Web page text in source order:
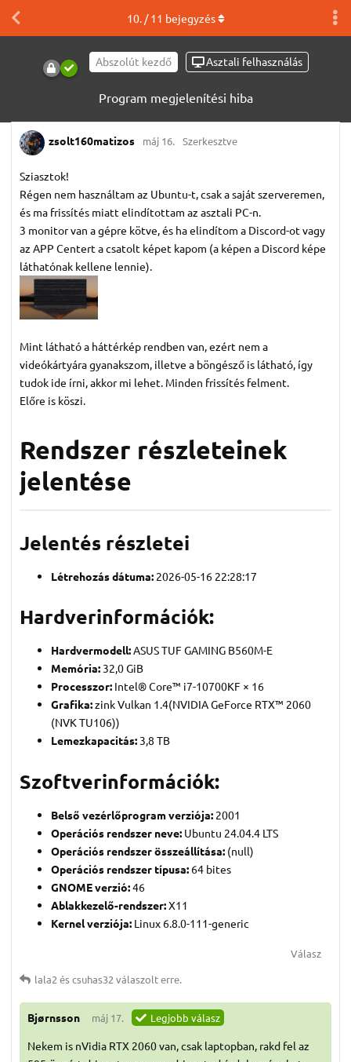
Abszolút kezdő Asztali felhasználás
Program megjelenítési hiba
10. /11 bejegyzés
zsolt160matizos máj 16. Szerkesztve
Sziasztok!
Régen nem használtam az Ubuntu-t, csak a saját szerveremen,
és ma frissítés miatt elindítottam az asztali PC-n.
3 monitor van a gépre kötve, és ha elindítom a Discord-ot vagy
az APP Centert a csatolt képet kapom (a képen a Discord képe
láthatónak kellene lennie).
Mint látható a háttérkép rendben van, ezért nem a
videókártyára gyanakszom, illetve a böngésző is látható, így
tudok ide írni, akkor mi lehet. Minden frissítés felment.
Előre is köszi.
Rendszer részleteinek
jelentése
Jelentés részletei
Létrehozás dátuma: 2026-05-16 22:28:17
Hardverinformációk:
Hardvermodell:ASUS TUF GAMING B560M-E
Memória: 32,0 GiB
Processzor: Intel® Core™ i7-10700KF × 16
Grafika:zink Vulkan 1.4(NVIDIA GeForce RTX™ 2060
(NVK TU106))
Lemezkapacitás: 3,8 TB
Szoftverinformációk:
Belső vezérlőprogram verziója: 2001
Operációs rendszer neve: Ubuntu 24.04.4 LTS
Operációs rendszer összeállítása: (null)
Operációs rendszer típusa: 64 bites
GNOME verzió:46
Ablakkezelő-rendszer:X11
Kernel verziója: Linux 6.8.0-111-generic
Válasz
lala2 éscsuhas32 válaszolt erre.
Bjørnsson máj 17. Legjobb válasz
Nekem is nVidia RTX 2060 van, csak laptopban, rakd fel az